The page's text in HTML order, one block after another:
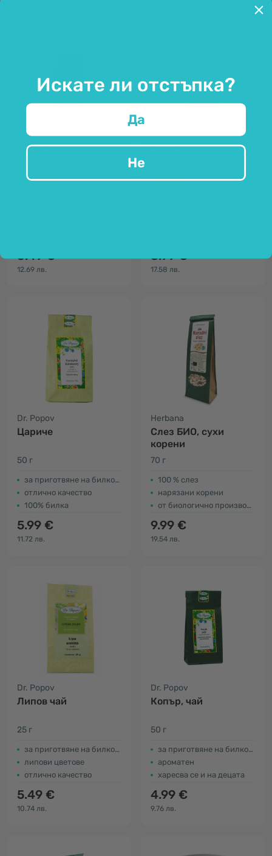
Sanct Bernhard
женшен
6.49 €
12.69 лв.
Sanct Bernhard
8.99 €
17.58 лв.
Dr. Popov
Цариче
50 г
за приготвяне на билков чай
отлично качество
100% билка
5.99 €
11.72 лв.
Herbana
Слез БИО, сухи
корени
70 г
100 % слез
нарязани корени
от биологично производство
9.99 €
19.54 лв.
Dr. Popov
Липов чай
25 г
за приготвяне на билков чай
липови цветове
отлично качество
5.49 €
10.74 лв.
Dr. Popov
Копър, чай
50 г
за приготвяне на билков чай
ароматен
харесва се и на децата
4.99 €
9.76 лв.
Искате ли отстъпка?
Да
Не